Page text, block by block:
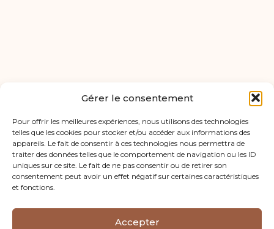
Gérer le consentement
Pour offrir les meilleures expériences, nous utilisons des technologies
telles que les cookies pour stocker et/ou accéder aux informations des
appareils. Le fait de consentir à ces technologies nous permettra de
traiter des données telles que le comportement de navigation ou les ID
uniques sur ce site. Le fait de ne pas consentir ou de retirer son
consentement peut avoir un effet négatif sur certaines caractéristiques
et fonctions.
Accepter
Principale
CABINET D’EGUILLES CABINET DE PERTUIS